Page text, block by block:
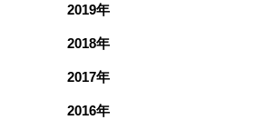
2019年
2018年
2017年
2016年